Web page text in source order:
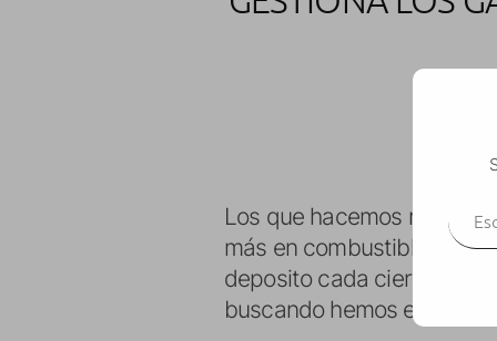
Los que hacemos
más en combustible o por
deposito cada cierto
buscando hemos